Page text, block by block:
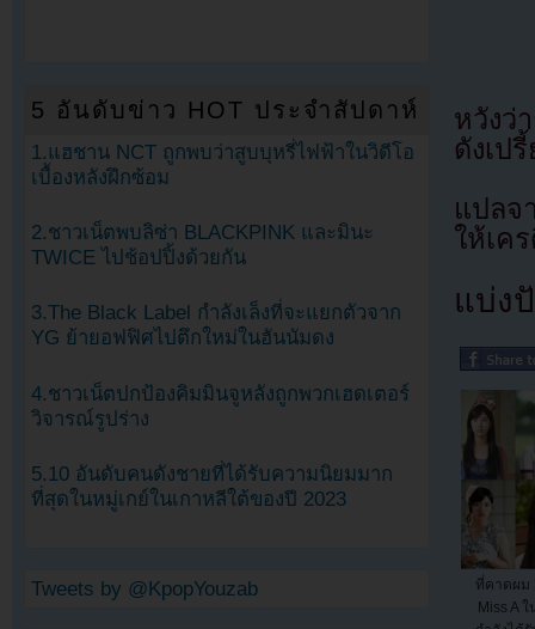
หวังว่
ดังเป
แปล
ให้เค
แบ่ง
ที่คาดผม
Miss A
5 อันดับข่าว HOT ประจำสัปดาห์
1.แฮชาน NCT ถูกพบว่าสูบบุหรี่ไฟฟ้าในวิดีโอ
เบื้องหลังฝึกซ้อม
2.ชาวเน็ตพบลิซ่า BLACKPINK และมินะ
TWICE ไปช้อปปิ้งด้วยกัน
3.The Black Label กำลังเล็งที่จะแยกตัวจาก
YG ย้ายอฟฟิศไปตึกใหม่ในฮันนัมดง
4.ชาวเน็ตปกป้องคิมมินจูหลังถูกพวกเฮดเตอร์
วิจารณ์รูปร่าง
5.10 อันดับคนดังชายที่ได้รับความนิยมมาก
ที่สุดในหมู่เกย์ในเกาหลีใต้ของปี 2023
Tweets by @KpopYouzab